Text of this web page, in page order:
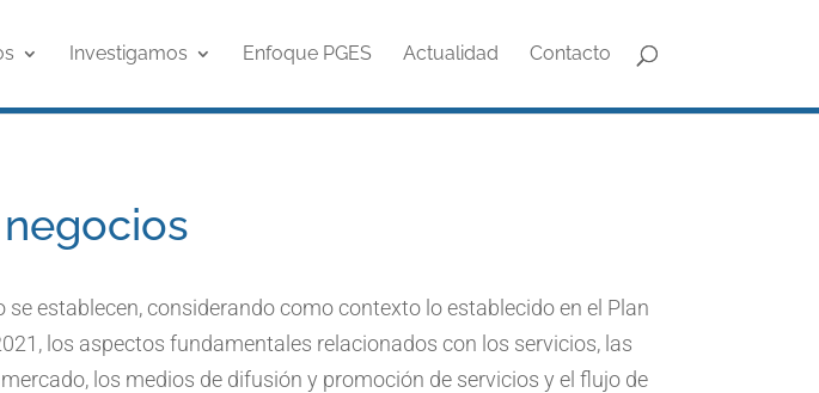
Investigamos Enfoque PGES Actualidad Contacto
se establecen, considerando como contexto lo establecido en el Plan
los aspectos fundamentales relacionados con los servicios, las
los medios de difusión y promoción de servicios y el flujo de